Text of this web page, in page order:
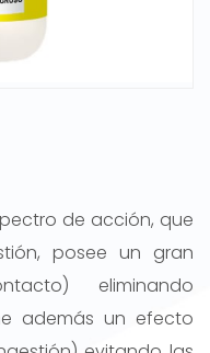
de acción, que
posee un gran
eliminando
además un efecto